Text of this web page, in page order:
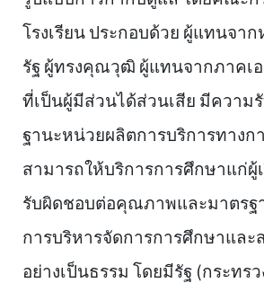
โรงเรียน ประกอบด้วย ผู้แทนจา
รัฐ ผู้ทรงคุณวุฒิ ผู้แทนจากภาคเ
ที่เป็นผู้มีส่วนได้ส่วนเสีย มีความ
ฐานะหน่วยผลิตการบริการทางก
สามารถให้บริการการศึกษาแก่ผู้
รับผิดชอบต่อคุณภาพและมาตรฐ
การบริหารจัดการการศึกษาแล
อย่างเป็นธรรม โดยมีรัฐ (กระทร